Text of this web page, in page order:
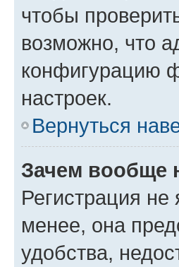
чтобы
возможно, что
конфигурацию
настроек.
Вернуться
Зачем вообще
Регистрация
менее, она
удобства,